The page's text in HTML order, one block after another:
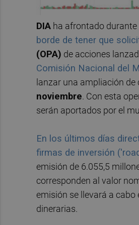
DIA ha afrontado
borde de tener que
(OPA) de acciones
Comisión Nacional del
lanzar una ampliación de
noviembre. Con esta
serán aportados por el
En los últimos días
firmas de inversión
emisión de 6.055,5
corresponden al valor
emisión se llevará a
dinerarias.